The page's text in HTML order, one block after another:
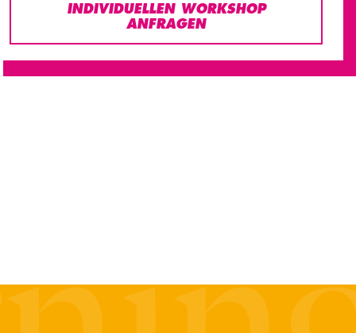
INDIVIDUELLEN WORKSHOP
ANFRAGEN